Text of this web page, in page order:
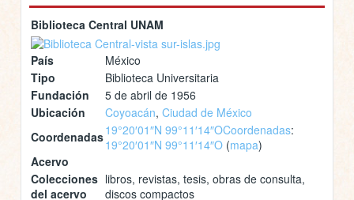
Biblioteca Central UNAM
País
México
Tipo
Biblioteca Universitaria
Fundación
5 de abril de 1956
Ubicación
Coyoacán, Ciudad de México
Coordenadas19°20′01″N 99°11′14″OCoordenadas:
19°20′01″N 99°11′14″O (mapa)
Acervo
Colecciones
del acervo
libros, revistas, tesis, obras de consulta,
discos compactos